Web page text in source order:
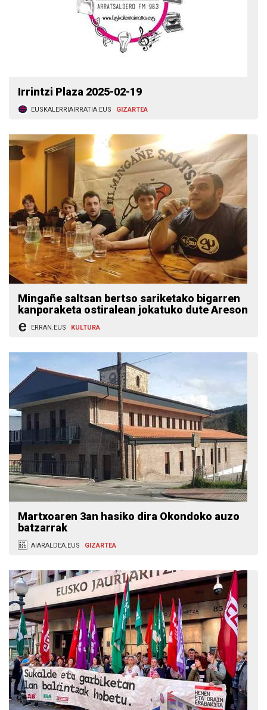
Irrintzi Plaza 2025-02-19
EUSKALERRIAIRRATIA.EUS GIZARTEA
Mingañe saltsan bertso sariketako bigarren
kanporaketa ostiralean jokatuko dute Areson
ERRAN.EUS KULTURA
Martxoaren 3an hasiko dira Okondoko auzo
batzarrak
AIARALDEA.EUS GIZARTEA